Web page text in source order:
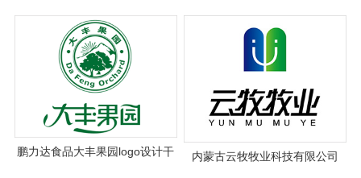
鹏力达食品大丰果园logo设计干
内蒙古云牧牧业科技有限公司